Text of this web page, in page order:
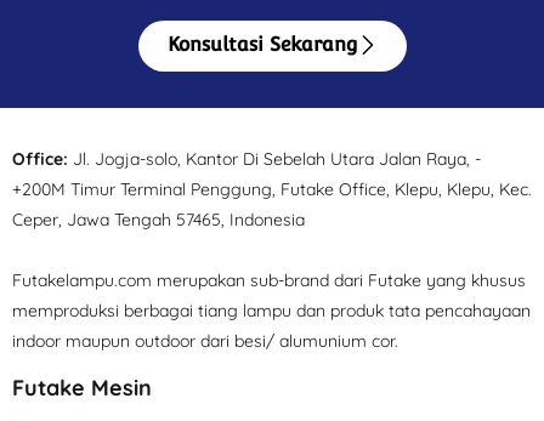
Konsultasi Sekarang
Office: Jl. Jogja-solo, Kantor Di Sebelah Utara Jalan Raya, -
+200M Timur Terminal Penggung, Futake Office, Klepu, Klepu, Kec.
Ceper, Jawa Tengah 57465, Indonesia
Futakelampu.com merupakan sub-brand dari Futake yang khusus
memproduksi berbagai tiang lampu dan produk tata pencahayaan
indoor maupun outdoor dari besi/ alumunium cor.
Futake Mesin